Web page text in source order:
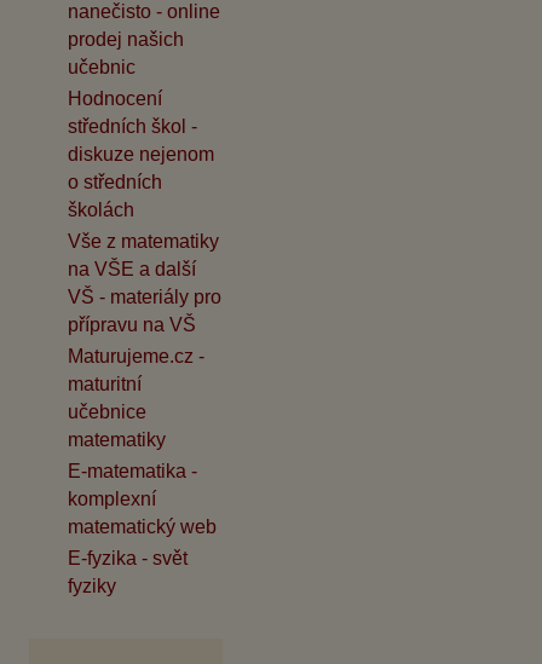
nanečisto - online
prodej našich
učebnic
Hodnocení
středních škol -
diskuze nejenom
o středních
školách
Vše z matematiky
na VŠE a další
VŠ - materiály pro
přípravu na VŠ
Maturujeme.cz -
maturitní
učebnice
matematiky
E-matematika -
komplexní
matematický web
E-fyzika - svět
fyziky